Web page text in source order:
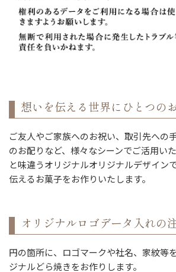
想いを伝える世界にひとつの
ご友人やご家族へのお祝い、取引先への
のお配りなど、様々なシーンでご活用い
と味違うオリジナルオリジナルデザイン
伝えるお菓子をお作りいたします。
オリジナルロゴデータ入れの
円の箇所に、ロゴマークや社名、家紋等
ジナルどら焼きをお作りします。